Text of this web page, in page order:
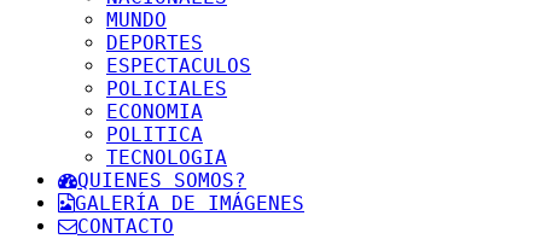
MUNDO
DEPORTES
ESPECTACULOS
POLICIALES
ECONOMIA
POLITICA
TECNOLOGIA
QUIENES SOMOS?
GALERÍA DE IMÁGENES
CONTACTO